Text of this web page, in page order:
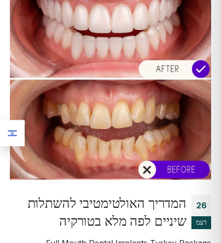
26
דצמ
המדריך האולטימטיבי להשתלות
שיניים לפה מלא בטורקיה